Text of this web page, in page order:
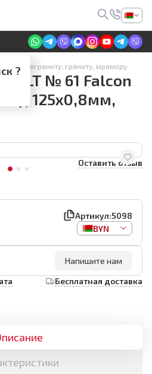
на сайте
?
керамограниту, граниту, мрамору
DLT № 61 Falcon
125х0,8мм,
Оставить отзыв
Артикул:5098
BYN
Напишите нам
Бесплатная доставка